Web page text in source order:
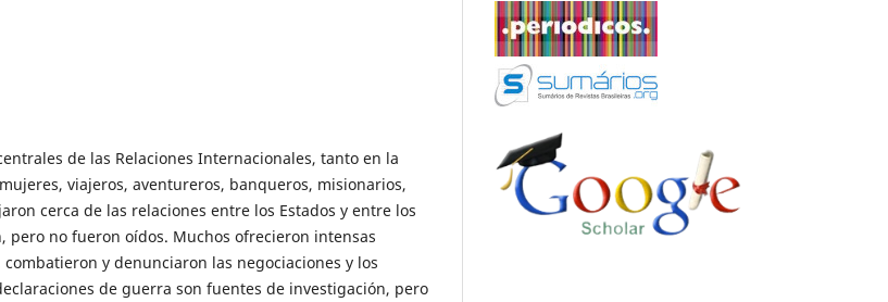
de las Relaciones Internacionales, tanto en la
viajeros, aventureros, banqueros, misionarios,
cerca de las relaciones entre los Estados y entre los
no fueron oídos. Muchos ofrecieron intensas
y denunciaron las negociaciones y los
de guerra son fuentes de investigación, pero